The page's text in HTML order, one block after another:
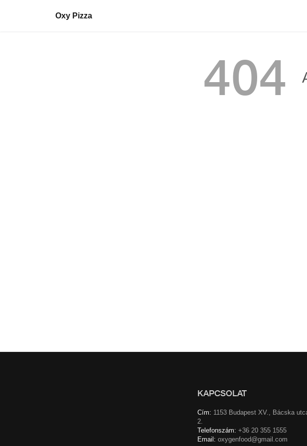
Oxy Pizza
404
KAPCSOLAT
Cím: 1153 Budapest XV., Bácska
2.
Telefonszám: +36 20 355 1555
Email: oxygenfood@gmail.com